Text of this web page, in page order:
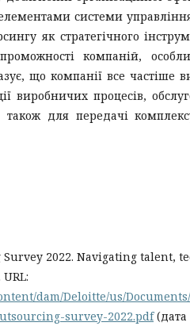
системи
як стратегічного
компаній,
що компанії все частіше
виробничих процесів,
для передачі
2022. Navigating talent,
dam/Deloitte/us/
survey-2022.pdf(дата